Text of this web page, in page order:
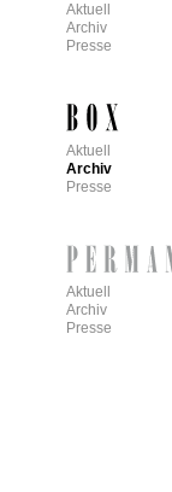
Aktuell
Archiv
Presse
Aktuell
Archiv
Presse
Aktuell
Archiv
Presse